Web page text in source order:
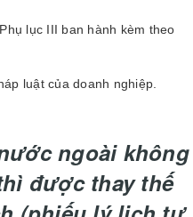
lục III ban hành kèm theo
luật của doanh nghiệp.
ngoài không
được thay thế